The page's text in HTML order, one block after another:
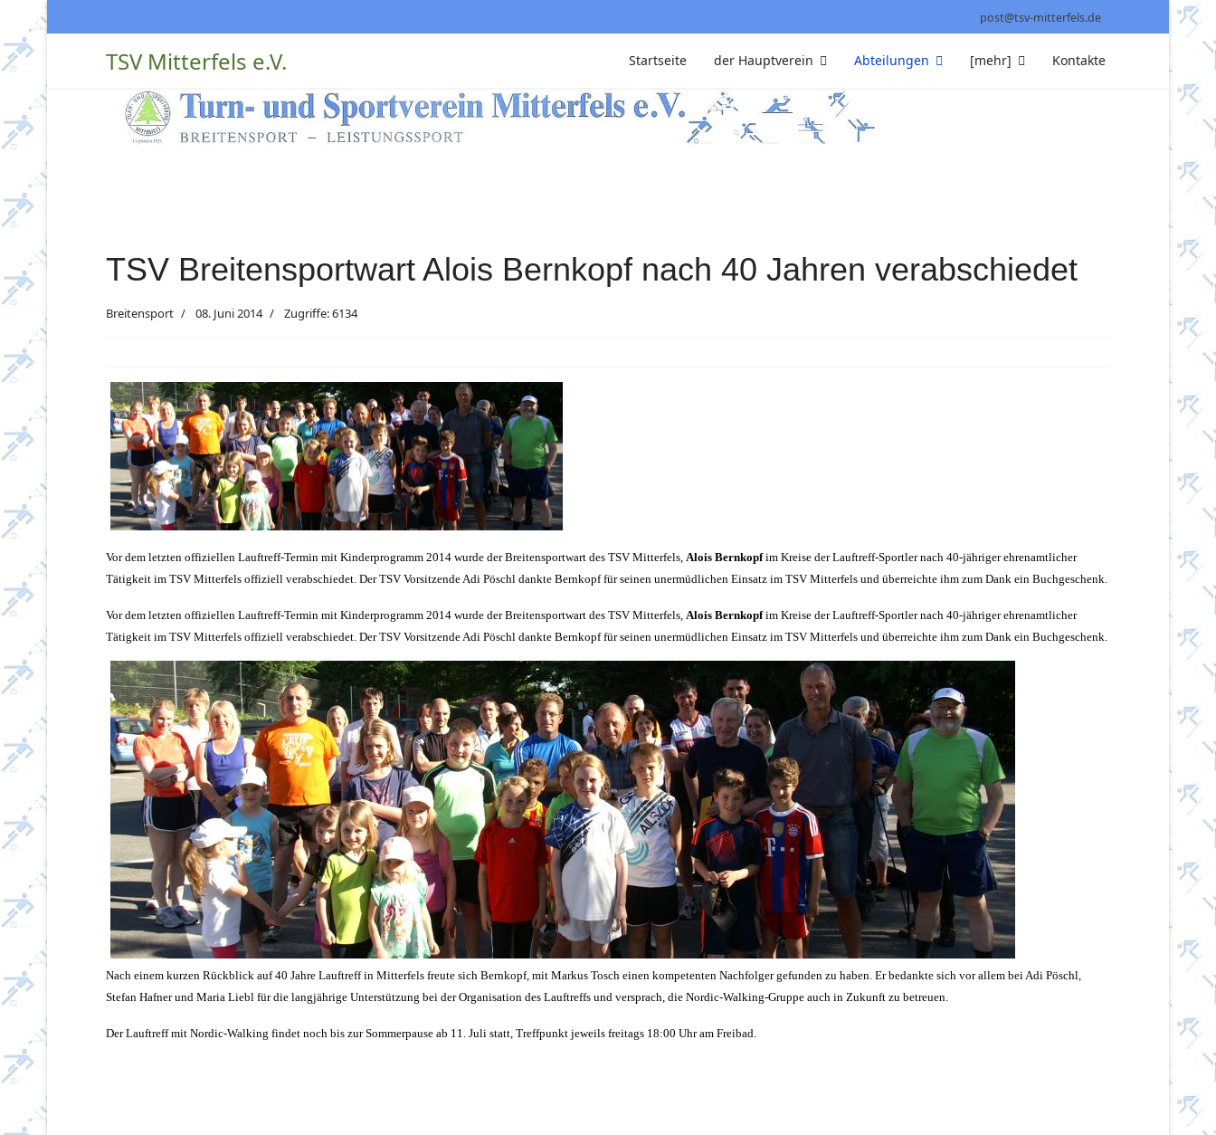
post@tsv-mitterfels.de
TSV Mitterfels e.V. Startseite der Hauptverein Abteilungen [mehr] Kontakte
TSV Breitensportwart Alois Bernkopf nach 40 Jahren verabschiedet
Breitensport 08. Juni 2014 Zugriffe: 6134
Vor dem letzten offiziellen Lauftreff-Termin mit Kinderprogramm 2014 wurde der Breitensportwart des TSV Mitterfels, Alois Bernkopfim Kreise der Lauftreff-Sportler nach 40-jähriger ehrenamtlicher
Tätigkeit im TSV Mitterfels offiziell verabschiedet. Der TSV Vorsitzende Adi Pöschl dankte Bernkopf für seinen unermüdlichen Einsatz im TSV Mitterfels und überreichte ihm zum Dank ein Buchgeschenk.
Vor dem letzten offiziellen Lauftreff-Termin mit Kinderprogramm 2014 wurde der Breitensportwart des TSV Mitterfels, Alois Bernkopfim Kreise der Lauftreff-Sportler nach 40-jähriger ehrenamtlicher
Tätigkeit im TSV Mitterfels offiziell verabschiedet. Der TSV Vorsitzende Adi Pöschl dankte Bernkopf für seinen unermüdlichen Einsatz im TSV Mitterfels und überreichte ihm zum Dank ein Buchgeschenk.
Nach einem kurzen Rückblick auf 40 Jahre Lauftreff in Mitterfels freute sich Bernkopf, mit Markus Tosch einen kompetenten Nachfolger gefunden zu haben. Er bedankte sich vor allem bei Adi Pöschl,
Stefan Hafner und Maria Liebl für die langjährige Unterstützung bei der Organisation des Lauftreffs und versprach, die Nordic-Walking-Gruppe auch in Zukunft zu betreuen.
Der Lauftreff mit Nordic-Walking findet noch bis zur Sommerpause ab 11. Juli statt, Treffpunkt jeweils freitags 18:00 Uhr am Freibad.